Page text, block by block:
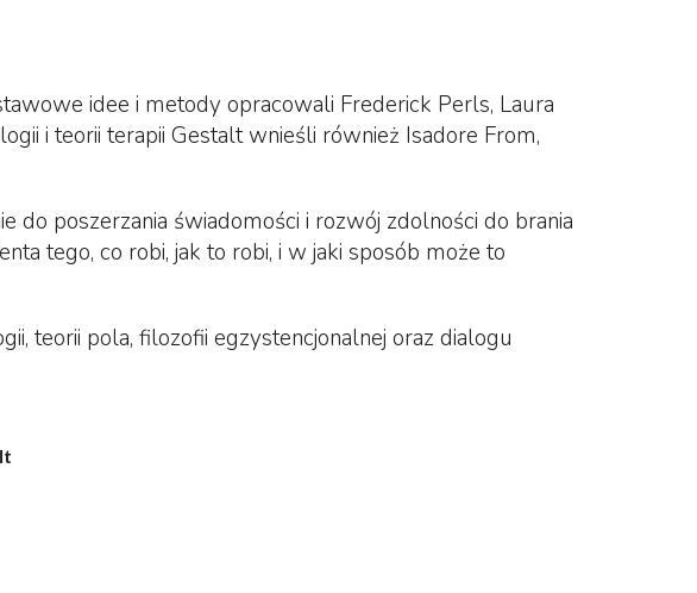
idee i metody opracowali Frederick Perls, Laura
i teorii terapii Gestalt wnieśli również Isadore From,
do poszerzania świadomości i rozwój zdolności do brania
tego, co robi, jak to robi, i w jaki sposób może to
teorii pola, filozofii egzystencjonalnej oraz dialogu